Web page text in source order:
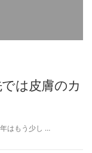
は皮膚のカ
はもう少し …